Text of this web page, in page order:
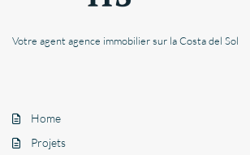
Votre agent agence immobilier sur la Costa del Sol
Home
Projets